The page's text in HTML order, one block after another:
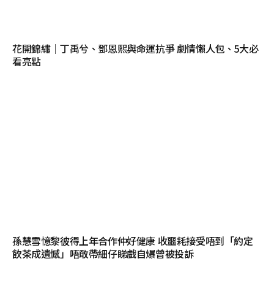
花開錦繡｜丁禹兮、鄧恩熙與命運抗爭 劇情懶人包、5大必
看亮點
孫慧雪憶黎彼得上年合作仲好健康 收噩耗接受唔到「約定
飲茶成遺憾」唔敢帶細仔睇戲自爆曾被投訴